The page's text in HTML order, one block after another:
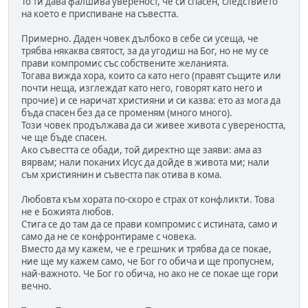
на което е приспиване на съвестта.
Примерно. Даден човек дълбоко в себе си усеща, че
трябва някаква святост, за да угодиш на Бог, но не му се
прави компромис със собствените желанията.
Тогава вижда хора, които са като него (правят същите или
почти неща, изглеждат като него, говорят като него и
прочие) и се наричат християни и си казва: ето аз мога да
бъда спасен без да се променям (много много).
Този човек продължава да си живее живота с увереността,
че ще бъде спасен.
Ако съвестта се обади, той директно ще заяви: ама аз
вярвам; нали поканих Исус да дойде в живота ми; нали
съм християнин и съвестта пак отива в кома.
Любовта към хората по-скоро е страх от конфликти. Това
не е Божията любов.
Стига се до там да се прави компромис с истината, само и
само да не се конфронтираме с човека.
Вместо да му кажем, че е грешник и трябва да се покае,
ние ще му кажем само, че Бог го обича и ще пропуснем,
най-важното. Че Бог го обича, но ако не се покае ще гори
вечно.